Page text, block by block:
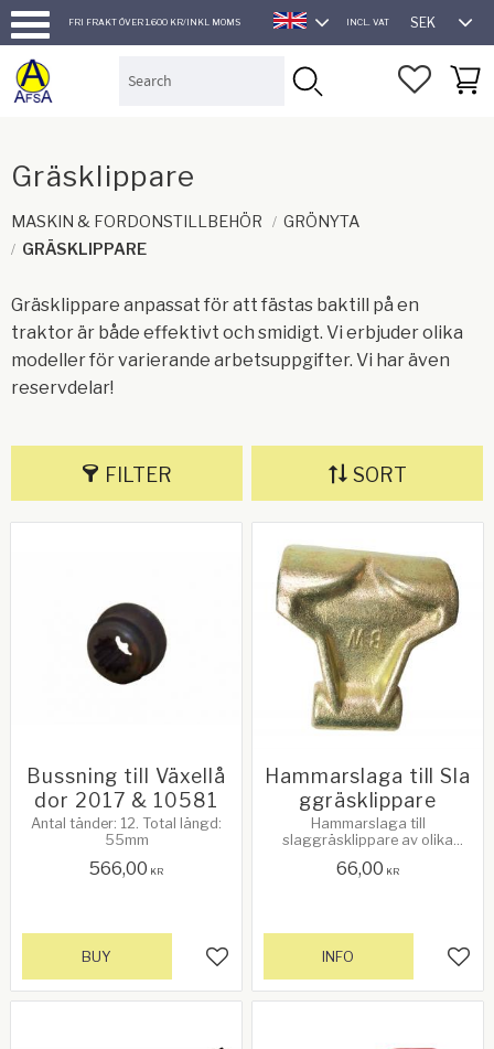
Menu
FRI FRAKT ÖVER 1.600 KR/INKL MOMS
ENGLISH
INCL. VAT SEK
Gräsklippare
MASKIN & FORDONSTILLBEHÖR
GRÖNYTA
GRÄSKLIPPARE
Gräsklippare anpassat för att fästas baktill på en
traktor är både effektivt och smidigt. Vi erbjuder olika
modeller för varierande arbetsuppgifter. Vi har även
reservdelar!
FILTER SORT
Bussning till Växellå
dor 2017 & 10581
Antal tänder: 12. Total längd:
55mm
566,00 KR
Add to favorites
BUY
Hammarslaga till Sla
ggräsklippare
Hammarslaga till
slaggräsklippare av olika
Vikt: 410 gram per styck
66,00 KR
INFO